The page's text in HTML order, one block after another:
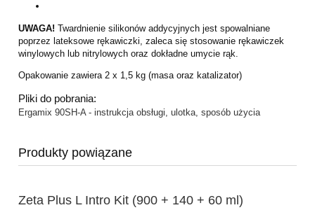
UWAGA! Twardnienie silikonów addycyjnych jest spowalniane
poprzez lateksowe rękawiczki, zaleca się stosowanie rękawiczek
winylowych lub nitrylowych oraz dokładne umycie rąk.
Opakowanie zawiera 2 x 1,5 kg (masa oraz katalizator)
Pliki do pobrania:
Ergamix 90SH-A - instrukcja obsługi, ulotka, sposób użycia
Produkty powiązane
Zeta Plus L Intro Kit (900 + 140 + 60 ml)